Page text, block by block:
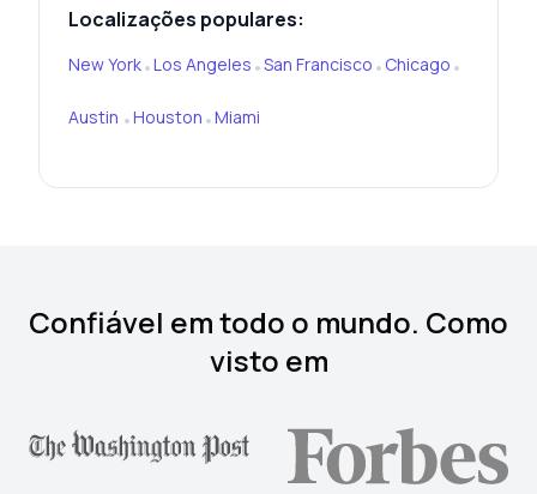
Localizações populares:
New York•Los Angeles •San Francisco • Chicago •
Austin •Houston •Miami
Confiável em todo o mundo. Como
visto em